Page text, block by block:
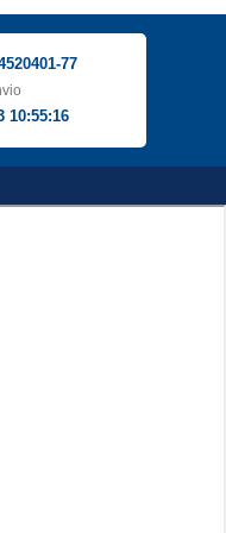
77
10:55:16